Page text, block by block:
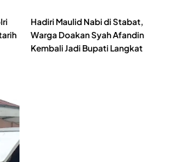
Hadiri Maulid Nabi di Stabat,
Warga Doakan Syah Afandin
Kembali Jadi Bupati Langkat